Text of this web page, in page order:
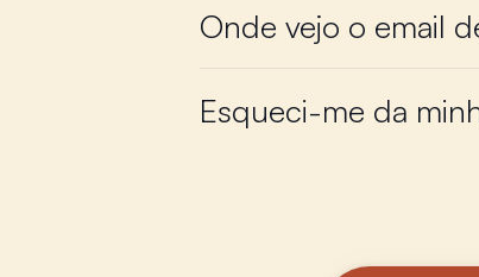
Onde vejo o email
Esqueci-me da